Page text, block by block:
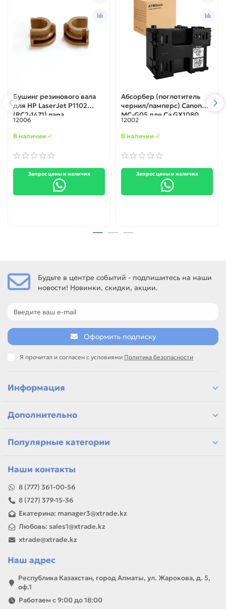
Бушинг резинового вала
для HP LaserJet P1102
(RC2-1471) пара
12006
В наличии ✓
Запрос цены и наличия
Абсорбер (поглотитель
чернил/памперс) Canon
MC-G05 для Ca GX1080,
GX1020, GX1030, GX2030,
GX2080, ОЕМ
12002
В наличии ✓
Запрос цены и наличия
Будьте в центре событий - подпишитесь на наши
новости! Новинки, скидки, акции.
Оформить подписку
Я прочитал и согласен с условиями Политика безопасности
Информация
Дополнительно
Популярные категории
Наши контакты
8 (777) 361-00-56
8 (727) 379-15-36
Екатерина: manager3@xtrade.kz
Любовь: sales1@xtrade.kz
xtrade@xtrade.kz
Наш адрес
Республика Казахстан, город Алматы, ул. Жарокова, д. 5,
оф.1
Работаем с 9:00 до 18:00